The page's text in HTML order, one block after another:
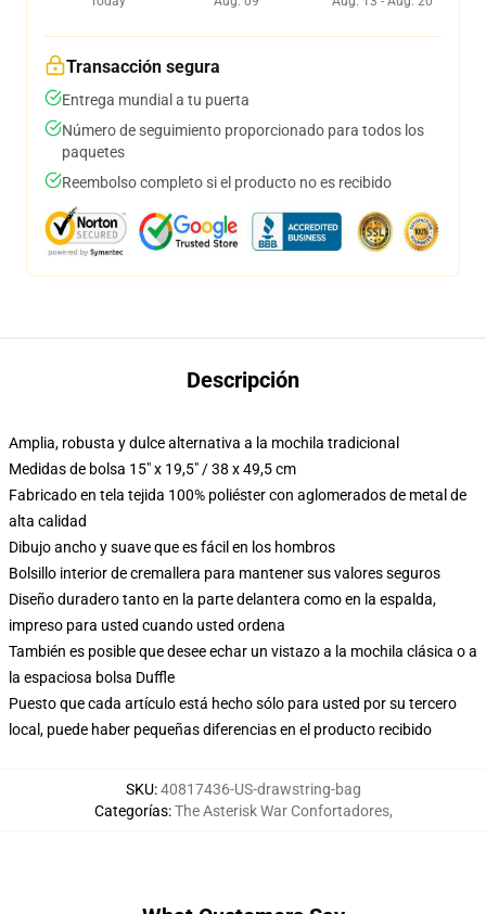
Transacción segura
Entrega mundial a tu puerta
Número de seguimiento proporcionado para todos los
paquetes
Reembolso completo si el producto no es recibido
Descripción
Amplia, robusta y dulce alternativa a la mochila tradicional
Medidas de bolsa 15" x 19,5" / 38 x 49,5 cm
Fabricado en tela tejida 100% poliéster con aglomerados de metal de
alta calidad
Dibujo ancho y suave que es fácil en los hombros
Bolsillo interior de cremallera para mantener sus valores seguros
Diseño duradero tanto en la parte delantera como en la espalda,
impreso para usted cuando usted ordena
También es posible que desee echar un vistazo a la mochila clásica o a
la espaciosa bolsa Duffle
Puesto que cada artículo está hecho sólo para usted por su tercero
local, puede haber pequeñas diferencias en el producto recibido
SKU:40817436-US-drawstring-bag
Categorías:The Asterisk War Confortadores,